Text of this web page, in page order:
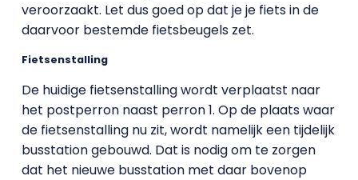
veroorzaakt. Let dus goed op dat je je fiets in de
daarvoor bestemde fietsbeugels zet.
Fietsenstalling
De huidige fietsenstalling wordt verplaatst naar
het postperron naast perron 1. Op de plaats waar
de fietsenstalling nu zit, wordt namelijk een tijdelijk
busstation gebouwd. Dat is nodig om te zorgen
dat het nieuwe busstation met daar bovenop